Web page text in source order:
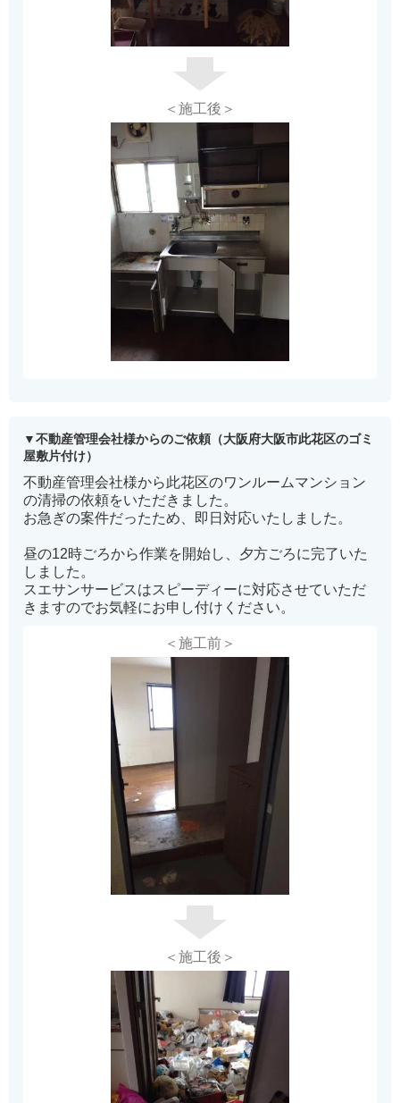
＜施工後＞
不動産管理会社様からのご依頼（大阪府大阪市此花区のゴミ
屋敷片付け）
不動産管理会社様から此花区のワンルームマンション
の清掃の依頼をいただきました。
お急ぎの案件だったため、即日対応いたしました。
昼の12時ごろから作業を開始し、夕方ごろに完了いた
しました。
スエサンサービスはスピーディーに対応させていただ
きますのでお気軽にお申し付けください。
＜施工前＞
＜施工後＞